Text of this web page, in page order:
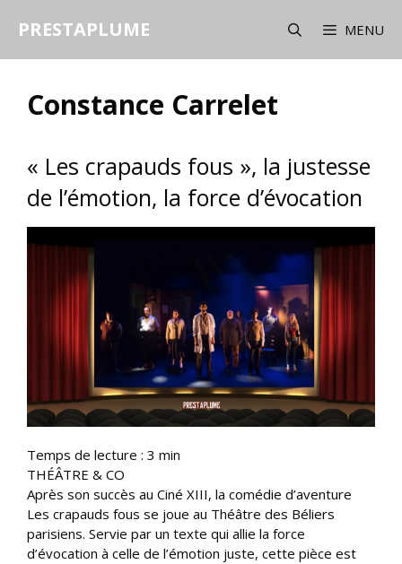
PRESTAPLUME MENU
Constance Carrelet
« Les crapauds fous », la justesse
de l’émotion, la force d’évocation
Temps de lecture : 3 min
THÉÂTRE & CO
Après son succès au Ciné XIII, la comédie d’aventure
Les crapauds fous se joue au Théâtre des Béliers
parisiens. Servie par un texte qui allie la force
d’évocation à celle de l’émotion juste, cette pièce est